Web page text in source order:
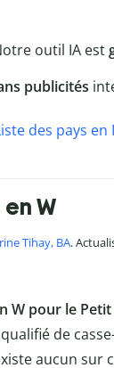
outil IA est
publicités
des pays en
W
Tihay, BA.
W pour le Petit
de
aucun sur